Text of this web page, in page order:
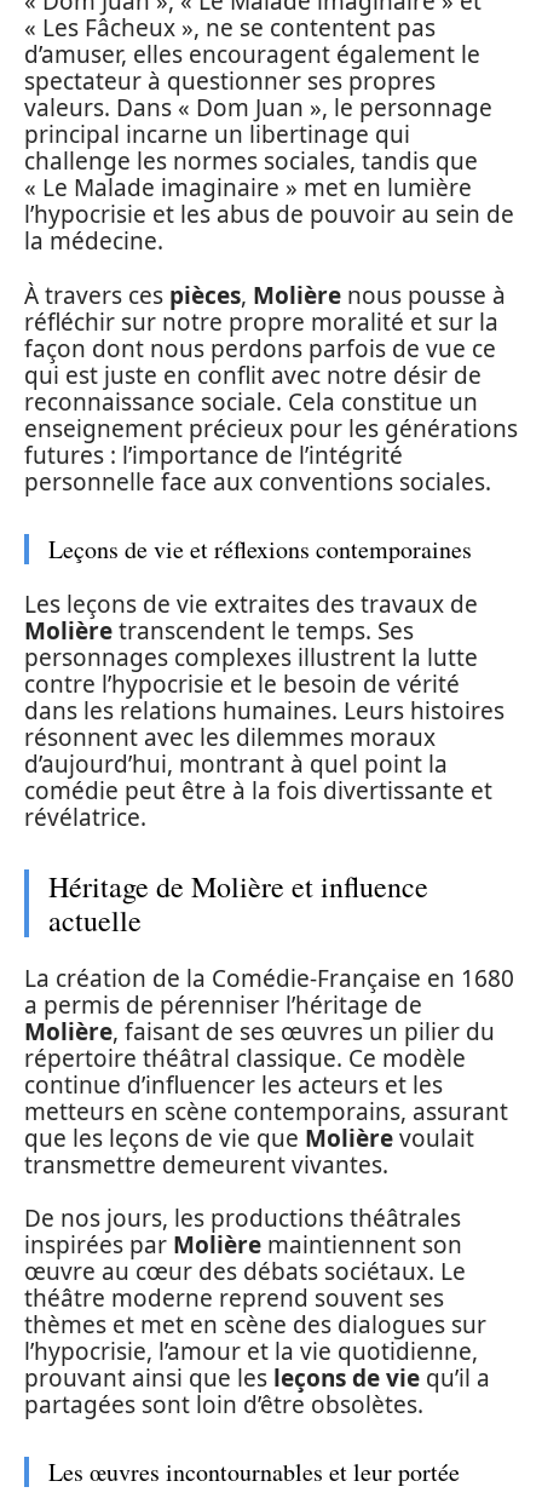
« Les Fâcheux », ne se contentent pas
d’amuser, elles encouragent également le
spectateur à questionner ses propres
valeurs. Dans « Dom Juan », le personnage
principal incarne un libertinage qui
challenge les normes sociales, tandis que
« Le Malade imaginaire » met en lumière
l’hypocrisie et les abus de pouvoir au sein de
la médecine.
À travers ces pièces, Molière nous pousse à
réfléchir sur notre propre moralité et sur la
façon dont nous perdons parfois de vue ce
qui est juste en conflit avec notre désir de
reconnaissance sociale. Cela constitue un
enseignement précieux pour les générations
futures : l’importance de l’intégrité
personnelle face aux conventions sociales.
Leçons de vie et réflexions contemporaines
Les leçons de vie extraites des travaux de
Molièretranscendent le temps. Ses
personnages complexes illustrent la lutte
contre l’hypocrisie et le besoin de vérité
dans les relations humaines. Leurs histoires
résonnent avec les dilemmes moraux
d’aujourd’hui, montrant à quel point la
comédie peut être à la fois divertissante et
révélatrice.
Héritage de Molière et influence
actuelle
La création de la Comédie-Française en 1680
a permis de pérenniser l’héritage de
Molière, faisant de ses œuvres un pilier du
répertoire théâtral classique. Ce modèle
continue d’influencer les acteurs et les
metteurs en scène contemporains, assurant
que les leçons de vie que Molièrevoulait
transmettre demeurent vivantes.
De nos jours, les productions théâtrales
inspirées par Molière maintiennent son
œuvre au cœur des débats sociétaux. Le
théâtre moderne reprend souvent ses
thèmes et met en scène des dialogues sur
l’hypocrisie, l’amour et la vie quotidienne,
prouvant ainsi que les leçons de vie qu’il a
partagées sont loin d’être obsolètes.
Les œuvres incontournables et leur portée